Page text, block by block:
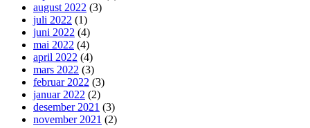
august 2022 (3)
juli 2022 (1)
juni 2022 (4)
mai 2022 (4)
april 2022 (4)
mars 2022 (3)
februar 2022 (3)
januar 2022 (2)
desember 2021 (3)
november 2021 (2)